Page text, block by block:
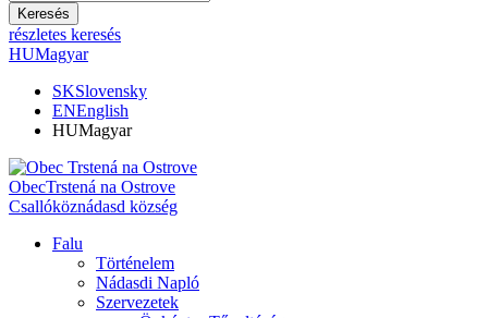
Keresés
részletes keresés
HUMagyar
SKSlovensky
ENEnglish
HUMagyar
ObecTrstená na Ostrove
Csallóköznádasd község
Falu
Történelem
Nádasdi Napló
Szervezetek